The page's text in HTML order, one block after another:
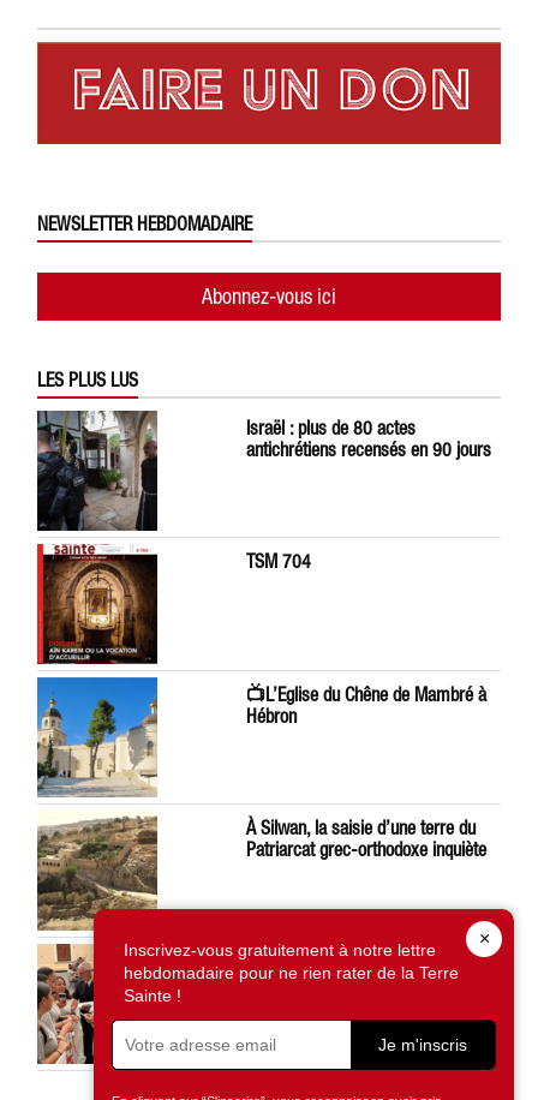
NEWSLETTER HEBDOMADAIRE
Abonnez-vous ici
LES PLUS LUS
Israël : plus de 80 actes
antichrétiens recensés en 90 jours
TSM 704
📺L’Eglise du Chêne de Mambré à
Hébron
À Silwan, la saisie d’une terre du
Patriarcat grec-orthodoxe inquiète
Léon XIV préoccupé par la situation
en Terre Sainte
×
Inscrivez-vous gratuitement à notre lettre
hebdomadaire pour ne rien rater de la Terre
Sainte !
Je m'inscris